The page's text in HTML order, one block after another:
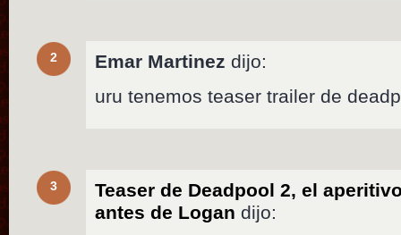
2 Emar Martinez dijo:
uru tenemos teaser trailer de
3
Teaser de Deadpool 2, el
antes de Logan dijo: